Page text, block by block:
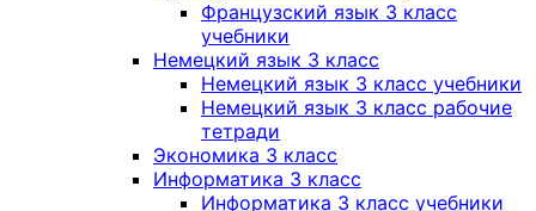
Французский язык 3 класс
учебники
Немецкий язык 3 класс
Немецкий язык 3 класс учебники
Немецкий язык 3 класс рабочие
тетради
Экономика 3 класс
Информатика 3 класс
Информатика 3 класс учебники